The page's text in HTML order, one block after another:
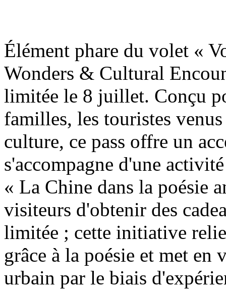
Élément phare du volet «
Wonders & Cultural
limitée le 8 juillet. Conçu
familles, les touristes
culture, ce pass offre un
s'accompagne d'une
« La Chine dans la poésie
visiteurs d'obtenir des
limitée ; cette initiative
grâce à la poésie et met
urbain par le biais